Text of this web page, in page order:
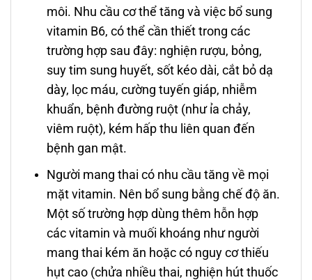
môi. Nhu cầu cơ thể tăng và việc bổ sung
vitamin B6, có thể cần thiết trong các
trường hợp sau đây: nghiện rượu, bỏng,
suy tim sung huyết, sốt kéo dài, cắt bỏ dạ
dày, lọc máu, cường tuyến giáp, nhiễm
khuẩn, bệnh đường ruột (như ỉa chảy,
viêm ruột), kém hấp thu liên quan đến
bệnh gan mật.
Người mang thai có nhu cầu tăng về mọi
mặt vitamin. Nên bổ sung bằng chế độ ăn.
Một số trường hợp dùng thêm hỗn hợp
các vitamin và muối khoáng như người
mang thai kém ăn hoặc có nguy cơ thiếu
hụt cao (chửa nhiều thai, nghiện hút thuốc